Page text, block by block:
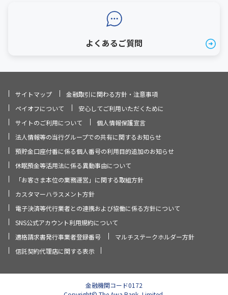
よくあるご質問
サイトマップ
金融取引に関わる方針・注意事項
ペイオフについて
安心してご利用いただくために
サイトのご利用について
個人情報保護宣言
法人情報等の当行グループでの共有に関するお知らせ
預貯金口座付番に係る個人番号の利用目的追加のお知らせ
休眠預金等活用法に係る異動事由について
「お客さま本位の業務運営」に関する取組方針
カスタマーハラスメント方針
電子決済等代行業者との連携および協働に係る方針について
SNS公式アカウント利用規約について
適格請求書発行事業者登録番号
マルチステークホルダー方針
信託契約代理店に関する表示
金融機関コード0172